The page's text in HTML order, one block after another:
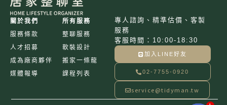
關於我們
服務條款
人才招募
成為廠商夥伴
媒體報導
所有服務
整聊服務
軟裝設計
搬家一條龍
課程列表
專人諮詢、精準估價、客製
服務
客服時間：10:00-18:30
加入LINE好友
02-7755-0920
service@tidyman.tw